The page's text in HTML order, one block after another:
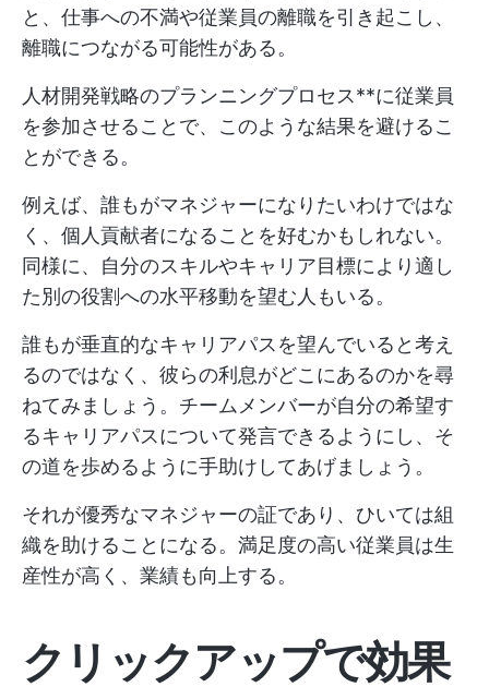
と、仕事への不満や従業員の離職を引き起こし、
離職につながる可能性がある。
人材開発戦略のプランニングプロセス**に従業員
を参加させることで、このような結果を避けるこ
とができる。
例えば、誰もがマネジャーになりたいわけではな
く、個人貢献者になることを好むかもしれない。
同様に、自分のスキルやキャリア目標により適し
た別の役割への水平移動を望む人もいる。
誰もが垂直的なキャリアパスを望んでいると考え
るのではなく、彼らの利息がどこにあるのかを尋
ねてみましょう。チームメンバーが自分の希望す
るキャリアパスについて発言できるようにし、そ
の道を歩めるように手助けしてあげましょう。
それが優秀なマネジャーの証であり、ひいては組
織を助けることになる。満足度の高い従業員は生
産性が高く、業績も向上する。
クリックアップで効果